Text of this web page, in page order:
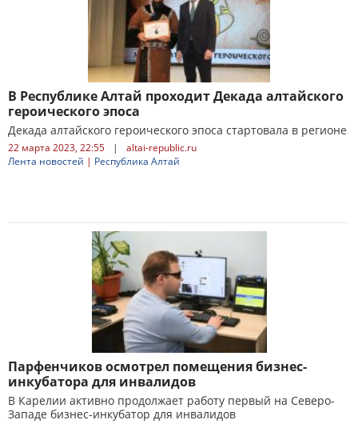
В Республике Алтай проходит Декада алтайского
героического эпоса
Декада алтайского героического эпоса стартовала в регионе
22 марта 2023, 22:55 |
altai-republic.ru
Лента новостей | Республика Алтай
Парфенчиков осмотрел помещения бизнес-
инкубатора для инвалидов
В Карелии активно продолжает работу первый на Северо-
Западе бизнес-инкубатор для инвалидов